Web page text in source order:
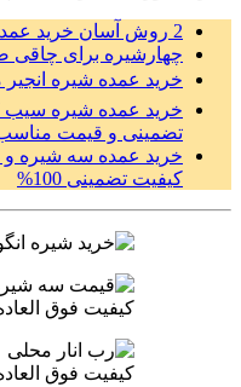
2 روش آسان خرید عمده شیره انگور ، خرما و توت
چهارشیره برای چاقی صورت 💚
خرید عمده شیره انجیر
خرید عمده شیره سیب
تضمینی و قیمت
خرید عمده سه شیره و
کیفیت تضمینی 100%
کیفیت فوق
کیفیت فوق